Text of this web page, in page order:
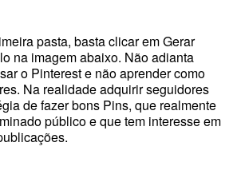
pasta, basta clicar em Gerar
na imagem abaixo. Não adianta
o Pinterest e não aprender como
Na realidade adquirir seguidores
de fazer bons Pins, que realmente
público e que tem interesse em